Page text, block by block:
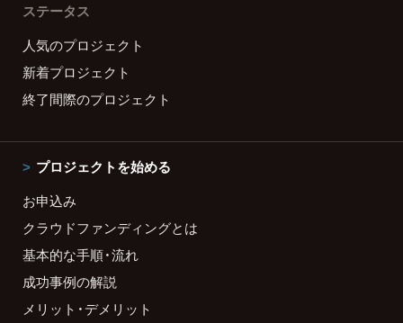
ステータス
人気のプロジェクト
新着プロジェクト
終了間際のプロジェクト
プロジェクトを始める
お申込み
クラウドファンディングとは
基本的な手順・流れ
成功事例の解説
メリット・デメリット